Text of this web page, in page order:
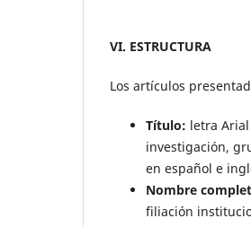
VI. ESTRUCTURA
Los artículos
Título: letra
investigación,
en español e
Nombre
filiación